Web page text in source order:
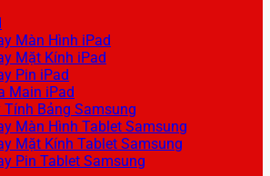
Màn Hình iPad
Mặt Kính iPad
Pin iPad
Main iPad
Bảng Samsung
Màn Hình Tablet Samsung
Mặt Kính Tablet Samsung
Pin Tablet Samsung